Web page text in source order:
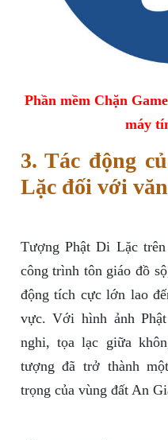
Phần mềm Chặn
máy
3. Tác động
Lặc đối với
Tượng Phật Di Lặc
công trình tôn giáo đồ
động tích cực lớn lao
vực. Với hình ảnh
nghi, tọa lạc giữa
tượng đã trở thành
trọng của vùng đất An